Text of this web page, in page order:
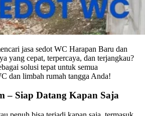
jasa sedot WC Harapan Baru dan
yang cepat, terpercaya, dan terjangkau?
solusi tepat untuk semua
dan limbah rumah tangga Anda!
– Siap Datang Kapan Saja